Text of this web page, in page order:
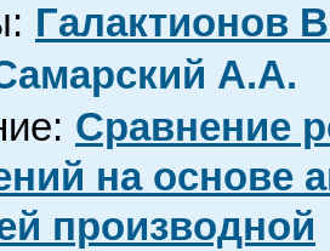
Галактионов
А.А.
Сравнение
на основе
производной